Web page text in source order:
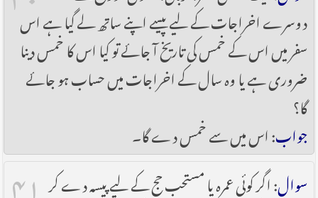
دوسرے اخراجات کے لیے پیسے اپنے ساتھ لے گیا ہے اس
سفر میں اس کے خمس کی تاریخ آ جائے تو کیا اس کا خمس دینا
ضروری ہے یا وہ سال کے اخراجات میں حساب ہو جائے
گا؟
جواب: اس میں سے خمس دے گا۔
۴۱ سوال: اگر کوئی عمرہ یا مستحب حج کے لیے پیسہ دے کر